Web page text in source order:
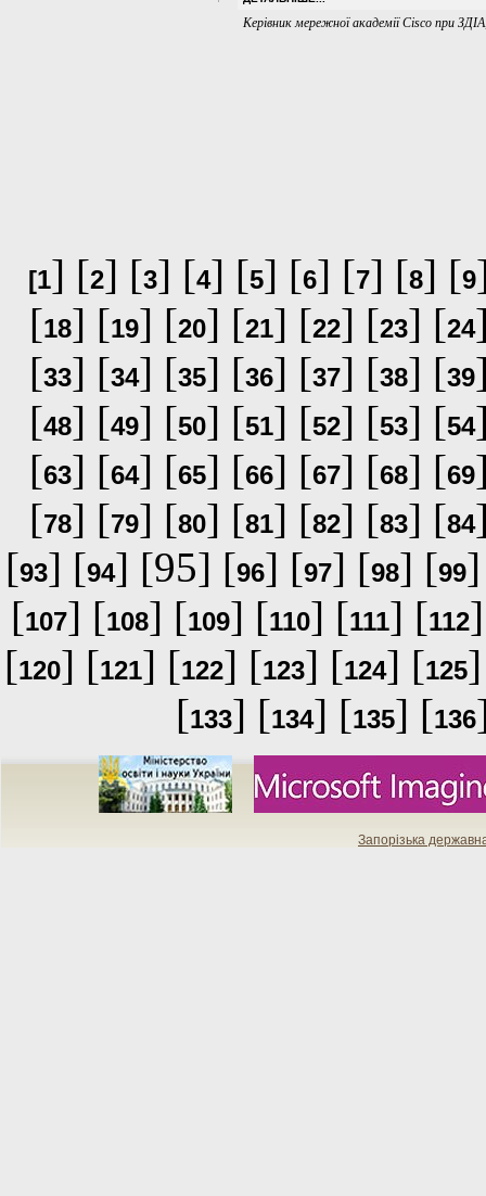
Керівник мережної академії Cisco при
[1] [2] [3] [4] [5] [6] [7] [8] [9
[18] [19] [20] [21] [22] [23] [24
[33] [34] [35] [36] [37] [38] [39
[48] [49] [50] [51] [52] [53] [54
[63] [64] [65] [66] [67] [68] [69
[78] [79] [80] [81] [82] [83] [84
[93] [94] [95] [96] [97] [98] [99
[107] [108] [109] [110] [111] [112
[120] [121] [122] [123] [124] [125
[133] [134] [135] [136
Запорізька